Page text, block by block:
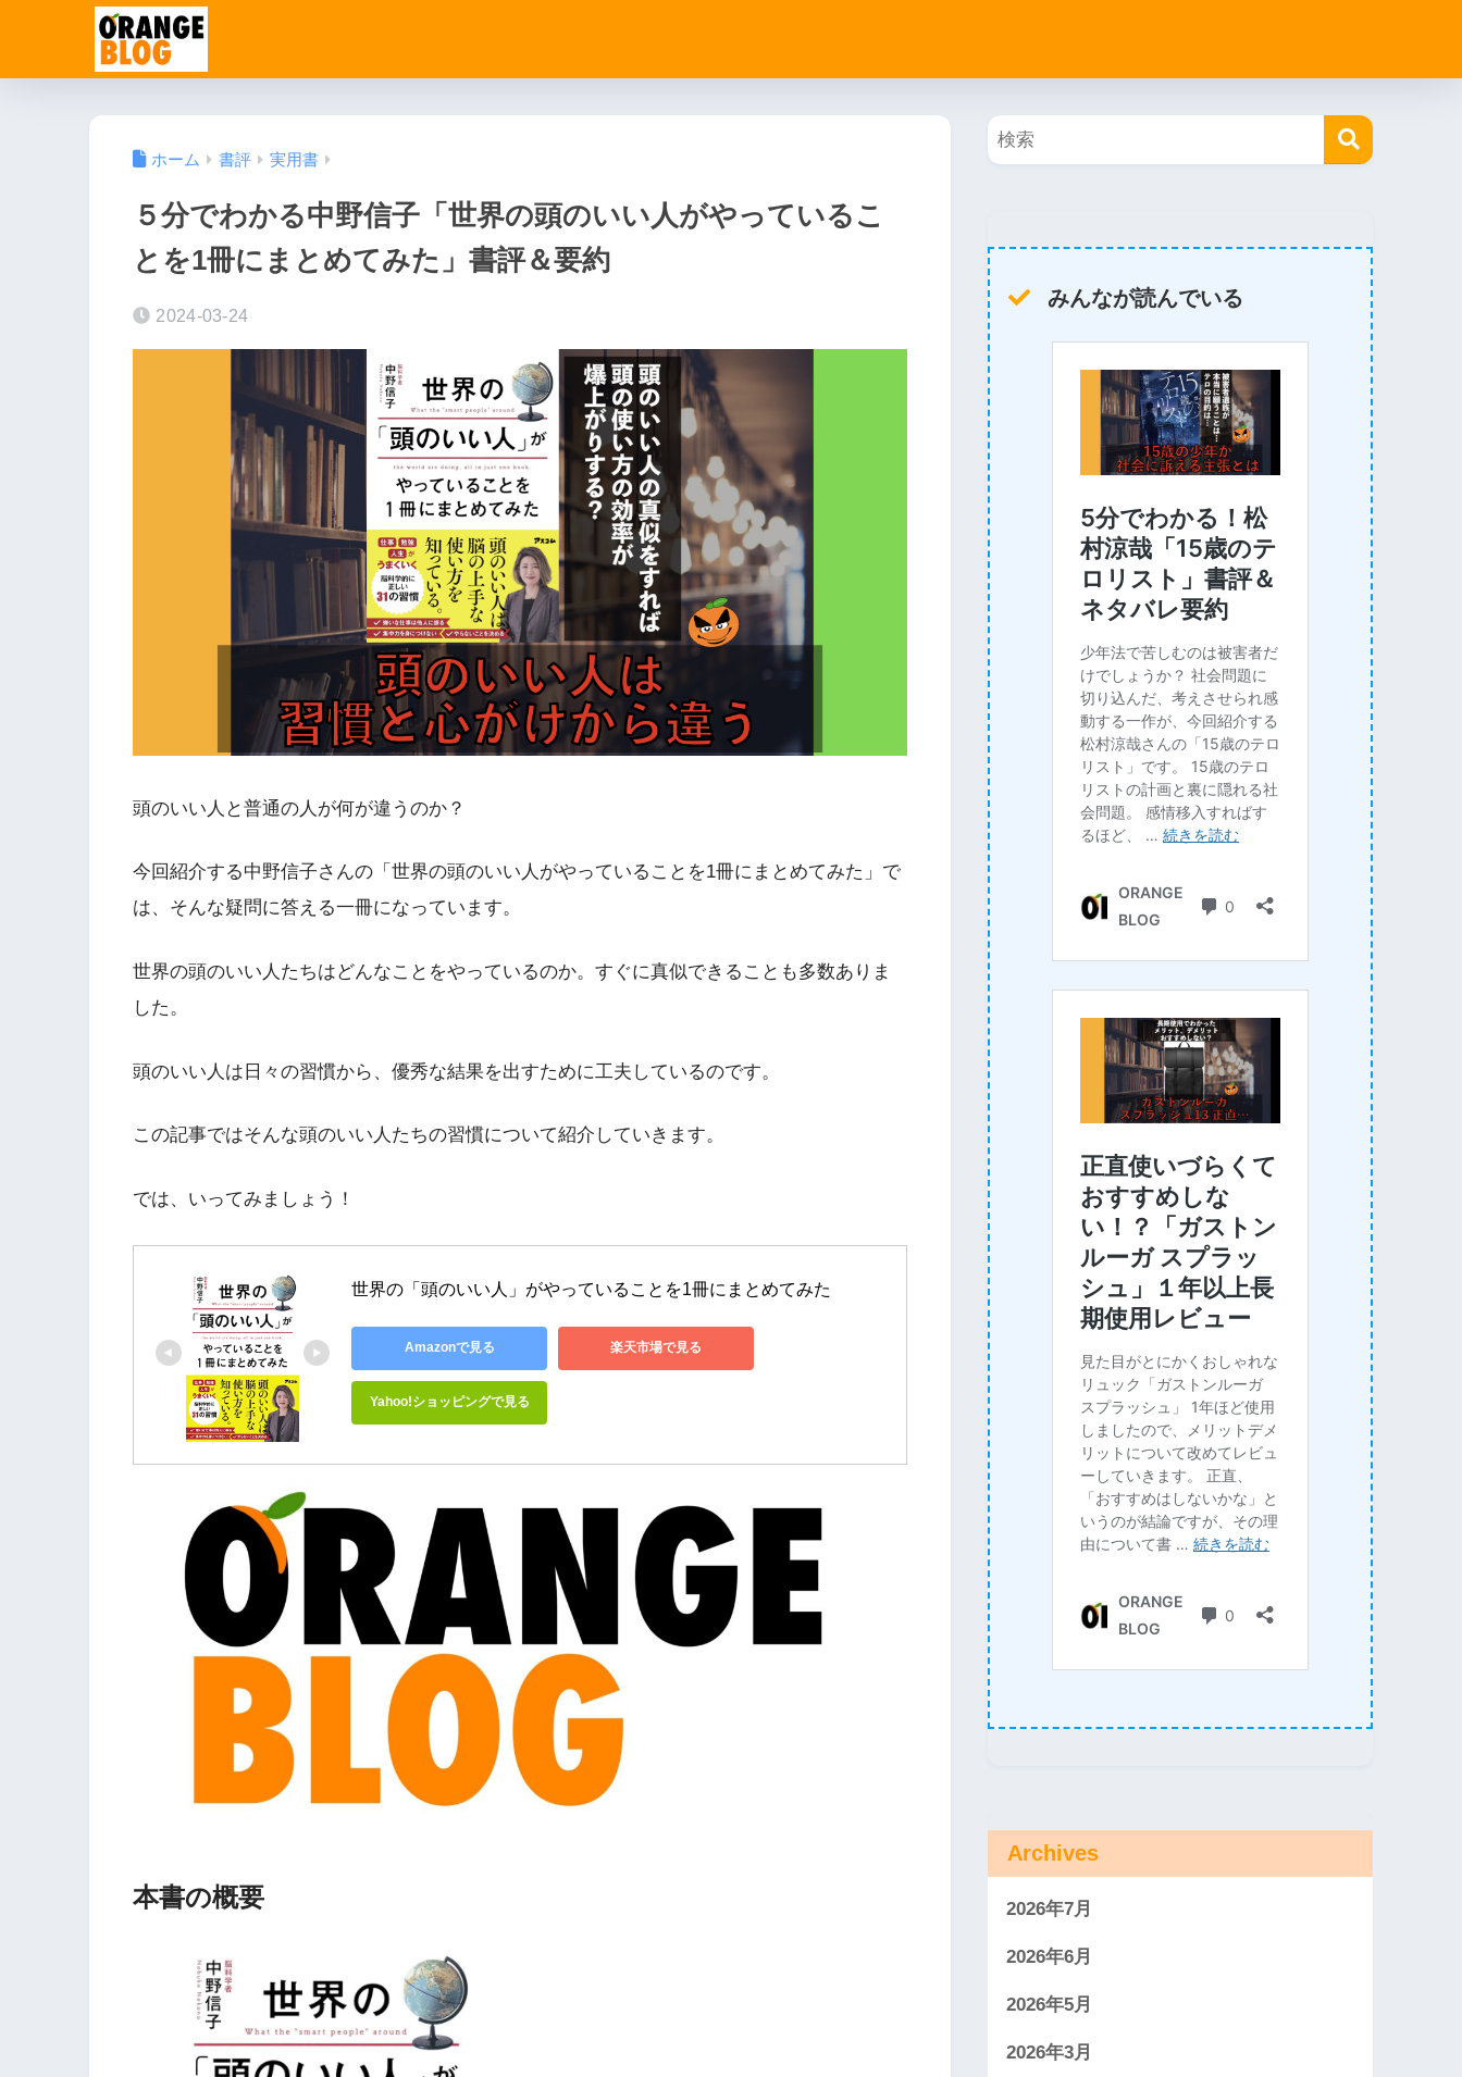
ホーム 書評 実用書
５分でわかる中野信子「世界の頭のいい人がやっているこ
とを1冊にまとめてみた」書評＆要約
2024-03-24
頭のいい人と普通の人が何が違うのか？
今回紹介する中野信子さんの「世界の頭のいい人がやっていることを1冊にまとめてみた」で
は、そんな疑問に答える一冊になっています。
世界の頭のいい人たちはどんなことをやっているのか。すぐに真似できることも多数ありま
した。
頭のいい人は日々の習慣から、優秀な結果を出すために工夫しているのです。
この記事ではそんな頭のいい人たちの習慣について紹介していきます。
では、いってみましょう！
世界の「頭のいい人」がやっていることを1冊にまとめてみた
Amazonで見る 楽天市場で見る
Yahoo!ショッピングで見る
本書の概要
みんなが読んでいる
Archives
2026年7月
2026年6月
2026年5月
2026年3月